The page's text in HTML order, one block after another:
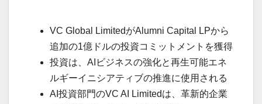
VC Global LimitedがAlumni Capital LPから
追加の1億ドルの投資コミットメントを獲得
投資は、AIビジネスの強化と再生可能エネ
ルギーイニシアティブの推進に使用される
AI投資部門のVC AI Limitedは、革新的企業